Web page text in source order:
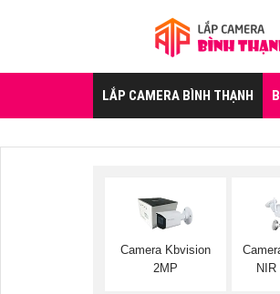
LẮP CAMERA BÌNH THẠNH
Camera Kbvision
2MP